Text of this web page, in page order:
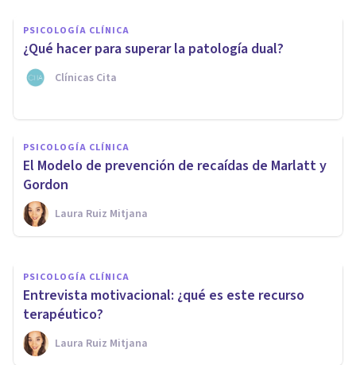
PSICOLOGÍA CLÍNICA
¿Qué hacer para superar la patología dual?
Clínicas Cita
PSICOLOGÍA CLÍNICA
El Modelo de prevención de recaídas de Marlatt y
Gordon
Laura Ruiz Mitjana
Contracondicionamiento: usos
terapéuticos de esta técnica
Arturo Torres
PSICOLOGÍA CLÍNICA
Entrevista motivacional: ¿qué es este recurso
terapéutico?
Laura Ruiz Mitjana